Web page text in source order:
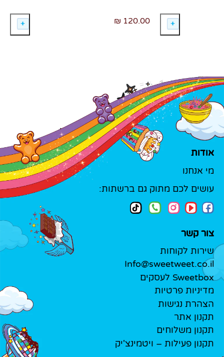
120.00 ₪
אודות
מי אנחנו
עושים לכם מתוק גם ברשתות:
צור קשר
שירות לקוחות
Info@sweetweet.co.il
Sweetbox לעסקים
מדיניות פרטיות
הצהרת נגישות
תקנון אתר
תקנון משלוחים
תקנון פעילות – ויטמינצ'יק